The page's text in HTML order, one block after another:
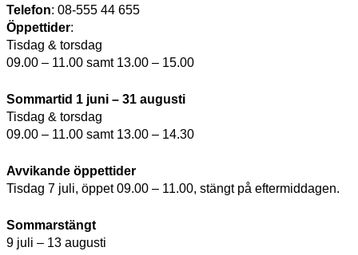
Telefon: 08-555 44 655
Öppettider:
Tisdag & torsdag
09.00 – 11.00 samt 13.00 – 15.00
Sommartid 1 juni – 31 augusti
Tisdag & torsdag
09.00 – 11.00 samt 13.00 – 14.30
Avvikande öppettider
Tisdag 7 juli, öppet 09.00 – 11.00, stängt på eftermiddagen.
Sommarstängt
9 juli – 13 augusti